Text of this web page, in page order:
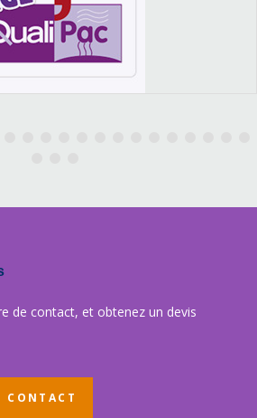
de contact, et obtenez un devis
CONTACT